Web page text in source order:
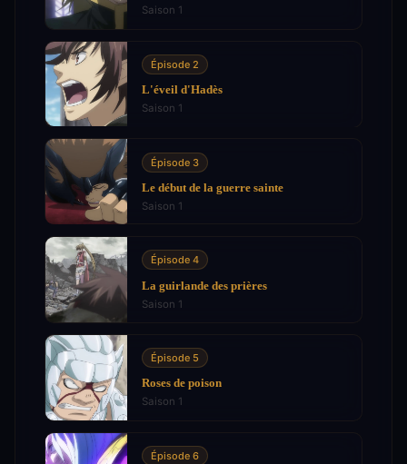
Saison 1
Épisode 2
L'éveil d'Hadès
Saison 1
Épisode 3
Le début de la guerre sainte
Saison 1
Épisode 4
La guirlande des prières
Saison 1
Épisode 5
Roses de poison
Saison 1
Épisode 6